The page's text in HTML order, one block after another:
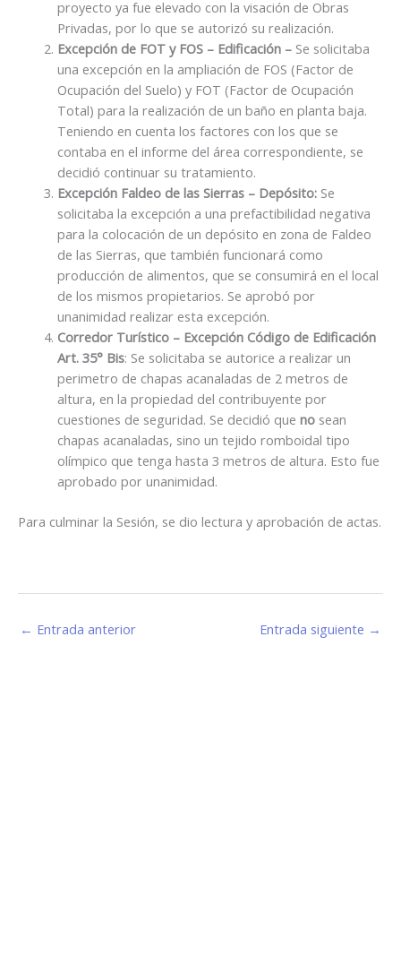
proyecto ya fue elevado con la visación de Obras
Privadas, por lo que se autorizó su realización.
Excepción de FOT y FOS – Edificación – Se solicitaba
una excepción en la ampliación de FOS (Factor de
Ocupación del Suelo) y FOT (Factor de Ocupación
Total) para la realización de un baño en planta baja.
Teniendo en cuenta los factores con los que se
contaba en el informe del área correspondiente, se
decidió continuar su tratamiento.
Excepción Faldeo de las Sierras – Depósito: Se
solicitaba la excepción a una prefactibilidad negativa
para la colocación de un depósito en zona de Faldeo
de las Sierras, que también funcionará como
producción de alimentos, que se consumirá en el local
de los mismos propietarios. Se aprobó por
unanimidad realizar esta excepción.
Corredor Turístico – Excepción Código de Edificación
Art. 35° Bis: Se solicitaba se autorice a realizar un
perimetro de chapas acanaladas de 2 metros de
altura, en la propiedad del contribuyente por
cuestiones de seguridad. Se decidió que nosean
chapas acanaladas, sino un tejido romboidal tipo
olímpico que tenga hasta 3 metros de altura. Esto fue
aprobado por unanimidad.
Para culminar la Sesión, se dio lectura y aprobación de actas.
← Entrada anterior Entrada siguiente →